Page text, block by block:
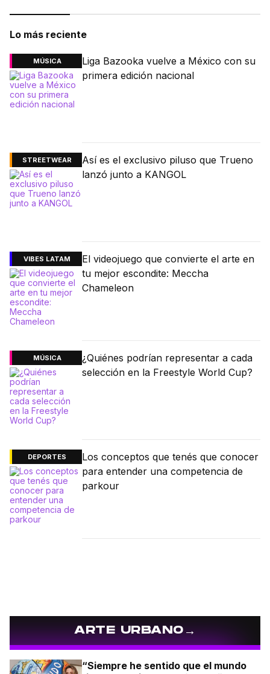
Lo más reciente
MÚSICA
Liga Bazooka vuelve a México con su
primera edición nacional
STREETWEAR
Así es el exclusivo piluso que Trueno
lanzó junto a KANGOL
VIBES LATAM
El videojuego que convierte el arte en
tu mejor escondite: Meccha
Chameleon
MÚSICA
¿Quiénes podrían representar a cada
selección en la Freestyle World Cup?
DEPORTES
Los conceptos que tenés que conocer
para entender una competencia de
parkour
ARTE URBANO→
“Siempre he sentido que el mundo